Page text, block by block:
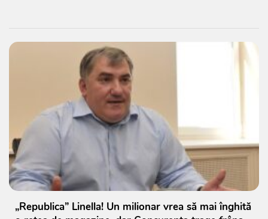
„Republica” Linella! Un milionar vrea să mai înghită